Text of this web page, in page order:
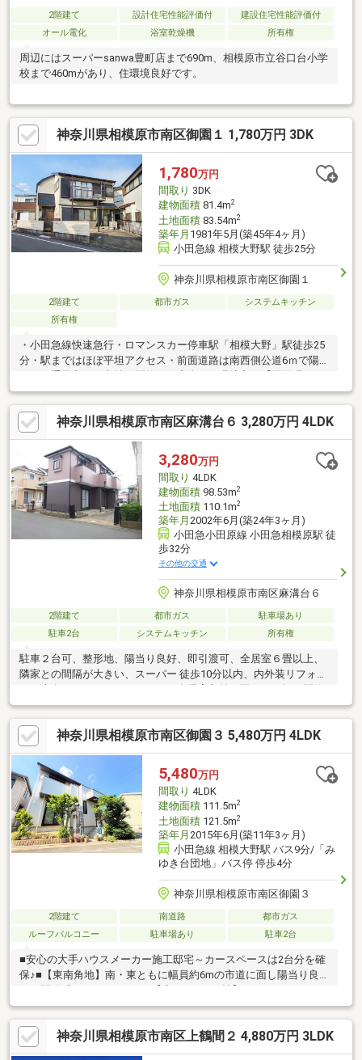
2階建て 設計住宅性能評価付
建設住宅性能評価付
オール電化
浴室乾燥機 所有権
周辺にはスーパーsanwa豊町店まで690m、相模原市立谷口台小学
校まで460mがあり、住環境良好です。
神奈川県相模原市南区御園１ 1,780万円 3DK
1,780万円
間取り 3DK
建物面積81.4m2
土地面積83.54m2
築年月 1981年5月(築45年4ヶ月)
小田急線 相模大野駅 徒歩25分
神奈川県相模原市南区御園１
2階建て 都市ガス
システムキッチン
所有権
・小田急線快速急行・ロマンスカー停車駅「相模大野」駅徒歩25
分・駅まではほぼ平坦アクセス・前面道路は南西側公道6ｍで陽当
境】・ライフ相模原若松店：徒歩14分（1096ｍ）・ローソンスト
ア100相模原栄町店：徒歩8分（623ｍ）・クリエイトエス・ディ
ー相模原東大沼店：徒歩13分（1017ｍ）
神奈川県相模原市南区麻溝台６ 3,280万円 4LDK
3,280万円
間取り 4LDK
建物面積98.53m2
土地面積110.1m2
築年月 2002年6月(築24年3ヶ月)
小田急小田原線 小田急相模原駅 徒
歩32分
その他の交通
神奈川県相模原市南区麻溝台６
2階建て 都市ガス
駐車場あり
駐車2台
システムキッチン 所有権
駐車２台可、整形地、陽当り良好、即引渡可、全居室６畳以上、
隣家との間隔が大きい、スーパー 徒歩10分以内、内外装リフォー
な住宅地、前道６ｍ以上、和室、対面式キッチン、バリアフリ
ー、２階建、床下収納、浴室に窓、ＴＶモニタ付インターホン、
都市ガス、小学校 徒歩10分以内、平坦地、屋根裏収納
神奈川県相模原市南区御園３ 5,480万円 4LDK
5,480万円
間取り 4LDK
建物面積111.5m2
土地面積121.5m2
築年月 2015年6月(築11年3ヶ月)
小田急線 相模大野駅 バス9分/「み
ゆき台団地」バス停 停歩4分
神奈川県相模原市南区御園３
2階建て 南道路
都市ガス
ルーフバルコニー
駐車場あり 駐車2台
■安心の大手ハウスメーカー施工邸宅～カースペースは2台分を確
保♪■【東南角地】南・東ともに幅員約6mの市道に面し陽当り良
WIC、SICなど豊富な収納完備♪◆当日OKの見学予約は【0120-
806013】へ【提携住宅ローン】 ●大手都市銀行 ●変動金利 年
0.684％●保証料０円 疾病保証付き話題のauじぶん銀行 利用可 た
くさんのお客様からのお言葉に感謝してこれからも楽しく素敵な
神奈川県相模原市南区上鶴間２ 4,880万円 3LDK